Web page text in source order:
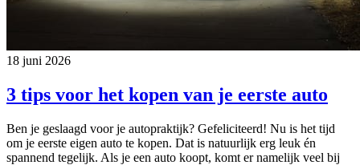
18 juni 2026
3 tips voor het kopen van je eerste auto
Ben je geslaagd voor je autopraktijk? Gefeliciteerd! Nu is het tijd
om je eerste eigen auto te kopen. Dat is natuurlijk erg leuk én
spannend tegelijk. Als je een auto koopt, komt er namelijk veel bij